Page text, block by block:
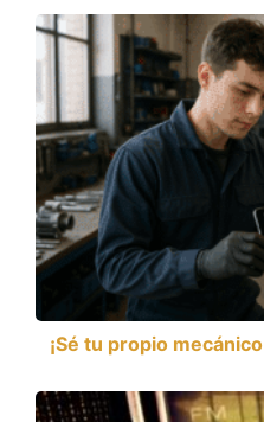
¡Sé tu propio